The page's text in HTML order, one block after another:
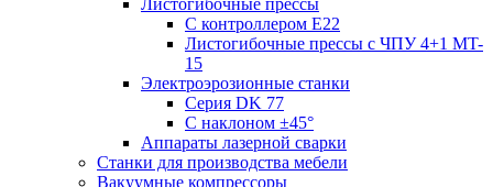
Листогибочные прессы
С контроллером E22
Листогибочные прессы с ЧПУ 4+1 MT-
15
Электроэрозионные станки
Серия DK 77
С наклоном ±45°
Аппараты лазерной сварки
Станки для производства мебели
Вакуумные компрессоры